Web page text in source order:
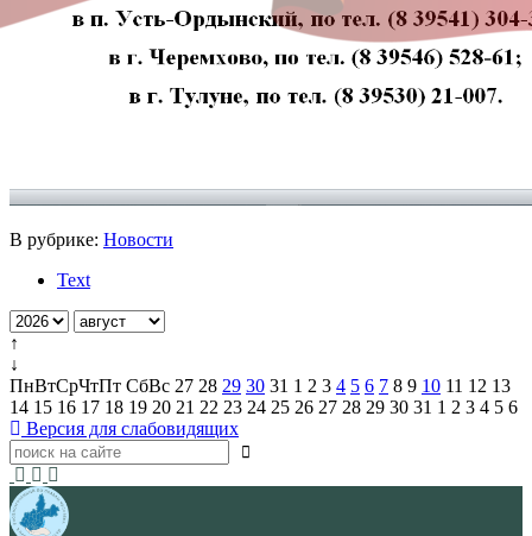
В рубрике: Новости
Text
↑
↓
ПнВтСрЧтПт СбВс 27 28 29 30 31 1 2 3 4 5 6 7 8 9 10 11 12 13
14 15 16 17 18 19 20 21 22 23 24 25 26 27 28 29 30 31 1 2 3 4 5 6
Версия для слабовидящих